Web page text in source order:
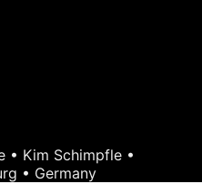
Kim Schimpfle •
• Germany